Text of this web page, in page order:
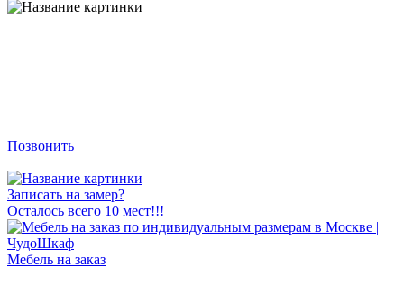
Позвонить
Записать на замер?
Осталось всего 10 мест!!!
Мебель на заказ